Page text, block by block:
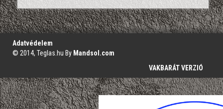
';
Adatvédelem
© 2014, Teglas.hu By Mandsol.com
VAKBARÁT VERZIÓ